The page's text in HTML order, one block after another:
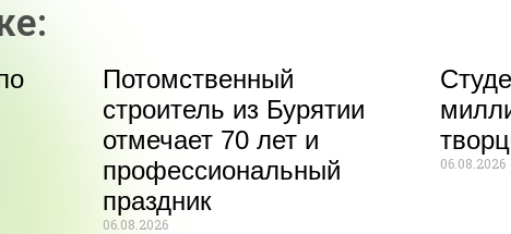
Потомственный
строитель из Бурятии
отмечает 70 лет и
профессиональный
праздник
06.08.2026
06.08.2026